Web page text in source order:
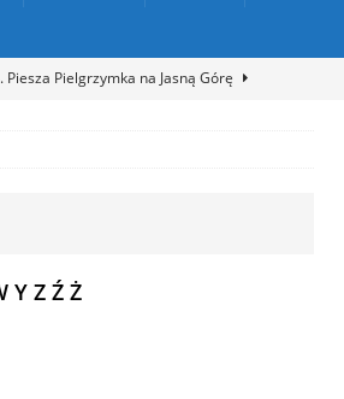
Piesza Pielgrzymka na Jasną Górę
Y Z Ź Ż